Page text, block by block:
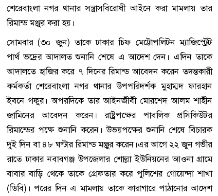
শেরেবাংলা নগর থানার সন্ত্রাসবিরোধী আইনে করা মামলায় তার
রিমান্ড মঞ্জুর করা হয়।
সোমবার (৩০ জুন) তাকে ঢাকার চিফ মেট্টোপলিটন ম্যাজিস্ট্রেট
পার্থ ভদ্রের আদালত শুনানি শেষে এ আদেশ দেন। এদিন তাকে
আদালতে হাজির করে ৭ দিনের রিমান্ড আবেদন করেন তদন্তকারী
কর্মকর্তা শেরেবাংলা নগর থানার উপপরিদর্শক মুহাম্মদ ফারহান
ইবনে গফুর। অপরদিকে তার আইনজীবী মোরশেদ আলম শাহীন
জামিনের আবেদন করেন। রাষ্ট্রপক্ষের পাবলিক প্রসিকিউটর
রিমান্ডের পক্ষে শুনানি করেন। উভয়পক্ষের শুনানি শেষে বিচারক
দুই দিন বা ৪৮ ঘণ্টার রিমান্ড মঞ্জুর করেন।এর আগে ২২ জুন গভীর
রাতে ঢাকার নবাবগঞ্জ উপজেলার শোল্লা ইউনিয়নের আওনা গ্রামে
বাবার বাড়ি থেকে তাকে গ্রেফতার করে পুলিশের গোয়েন্দা শাখা
(ডিবি)। পরের দিন এ মামলায় তাকে কারাগারে পাঠানোর আদেশ